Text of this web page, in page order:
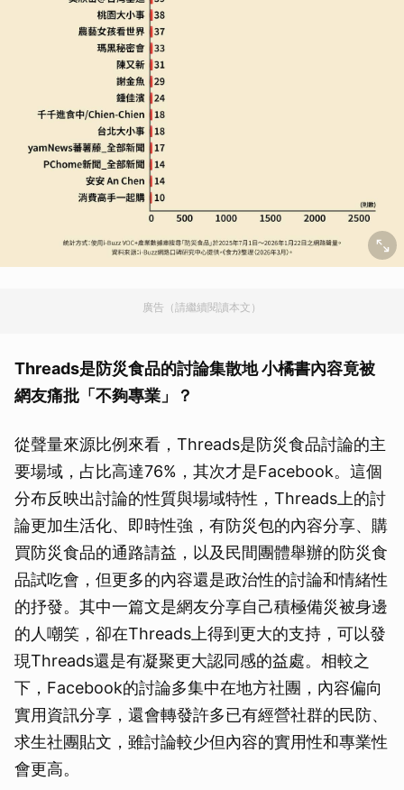
廣告（請繼續閱讀本文）
Threads是防災食品的討論集散地 小橘書內容竟被
網友痛批「不夠專業」？
從聲量來源比例來看，Threads是防災食品討論的主
要場域，占比高達76%，其次才是Facebook。這個
分布反映出討論的性質與場域特性，Threads上的討
論更加生活化、即時性強，有防災包的內容分享、購
買防災食品的通路請益，以及民間團體舉辦的防災食
品試吃會，但更多的內容還是政治性的討論和情緒性
的抒發。其中一篇文是網友分享自己積極備災被身邊
的人嘲笑，卻在Threads上得到更大的支持，可以發
現Threads還是有凝聚更大認同感的益處。相較之
下，Facebook的討論多集中在地方社團，內容偏向
實用資訊分享，還會轉發許多已有經營社群的民防、
求生社團貼文，雖討論較少但內容的實用性和專業性
會更高。